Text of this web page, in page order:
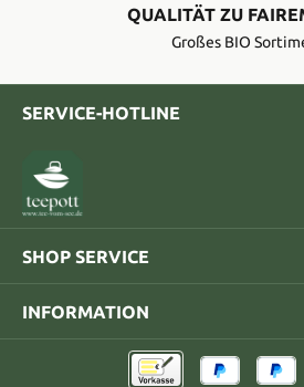
QUALITÄT ZU
Großes BIO
SERVICE-HOTLINE
SHOP SERVICE
INFORMATION